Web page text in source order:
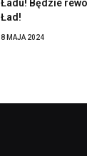
Ładu! Będzie
Ład!
8 MAJA 2024